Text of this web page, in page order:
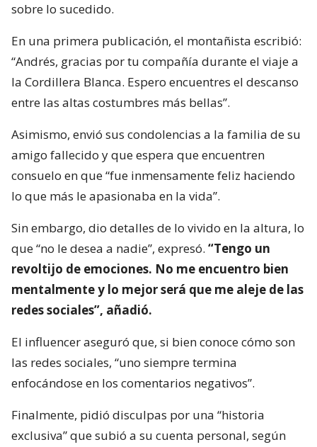
sobre lo sucedido.
En una primera publicación, el montañista escribió:
“Andrés, gracias por tu compañía durante el viaje a
la Cordillera Blanca. Espero encuentres el descanso
entre las altas costumbres más bellas”.
Asimismo, envió sus condolencias a la familia de su
amigo fallecido y que espera que encuentren
consuelo en que “fue inmensamente feliz haciendo
lo que más le apasionaba en la vida”.
Sin embargo, dio detalles de lo vivido en la altura, lo
que “no le desea a nadie”, expresó. “Tengo un
revoltijo de emociones. No me encuentro bien
mentalmente y lo mejor será que me aleje de las
redes sociales”, añadió.
El influencer aseguró que, si bien conoce cómo son
las redes sociales, “uno siempre termina
enfocándose en los comentarios negativos”.
Finalmente, pidió disculpas por una “historia
exclusiva” que subió a su cuenta personal, según